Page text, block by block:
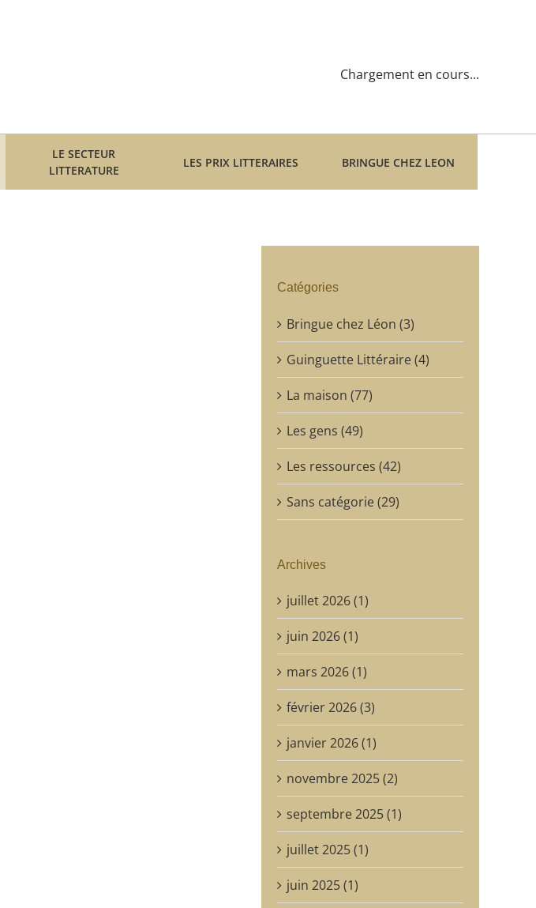
Chargement en cours...
LE SECTEUR
LITTERATURE
LES PRIX LITTERAIRES BRINGUE CHEZ LEON
Catégories
Bringue chez Léon (3)
Guinguette Littéraire (4)
La maison (77)
Les gens (49)
Les ressources (42)
Sans catégorie (29)
Archives
juillet 2026 (1)
juin 2026 (1)
mars 2026 (1)
février 2026 (3)
janvier 2026 (1)
novembre 2025 (2)
septembre 2025 (1)
juillet 2025 (1)
juin 2025 (1)